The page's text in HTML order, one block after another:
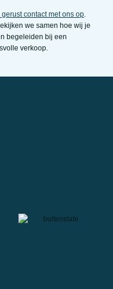
gerust contact met ons op
we samen hoe wij je
begeleiden bij een
verkoop.